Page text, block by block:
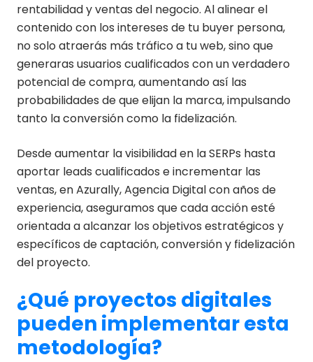
rentabilidad y ventas del negocio. Al alinear el
contenido con los intereses de tu buyer persona,
no solo atraerás más tráfico a tu web, sino que
generaras usuarios cualificados con un verdadero
potencial de compra, aumentando así las
probabilidades de que elijan la marca, impulsando
tanto la conversión como la fidelización.
Desde aumentar la visibilidad en la SERPs hasta
aportar leads cualificados e incrementar las
ventas, en Azurally, Agencia Digital con años de
experiencia, aseguramos que cada acción esté
orientada a alcanzar los objetivos estratégicos y
específicos de captación, conversión y fidelización
del proyecto.
¿Qué proyectos digitales
pueden implementar esta
metodología?